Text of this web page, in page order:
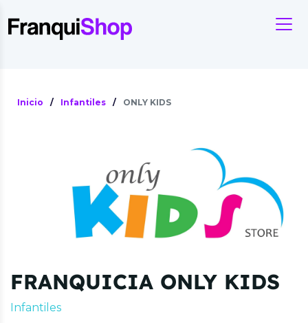
Inicio / Infantiles / ONLY KIDS
FRANQUICIA ONLY KIDS
Infantiles